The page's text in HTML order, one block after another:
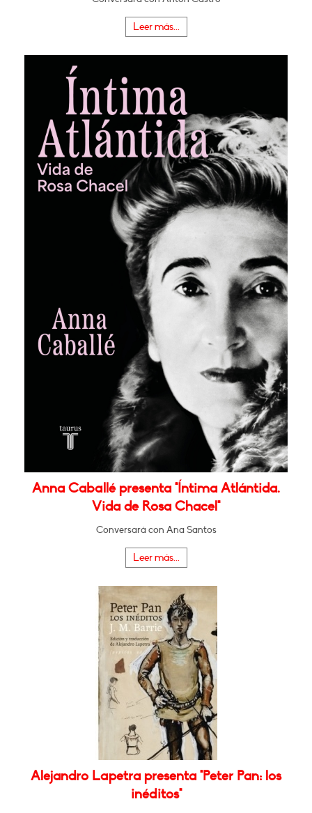
Leer más...
Anna Caballé presenta "Íntima Atlántida.
Vida de Rosa Chacel"
Conversará con Ana Santos
Leer más...
Alejandro Lapetra presenta "Peter Pan: los
inéditos"